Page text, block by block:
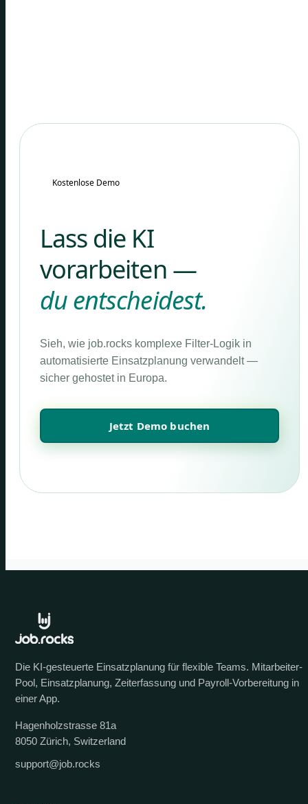
Kostenlose Demo
Lass die KI
vorarbeiten —
du entscheidest.
Sieh, wie job.rocks komplexe Filter-Logik in
automatisierte Einsatzplanung verwandelt —
sicher gehostet in Europa.
Jetzt Demo buchen
Die KI-gesteuerte Einsatzplanung für flexible Teams. Mitarbeiter-
Pool, Einsatzplanung, Zeiterfassung und Payroll-Vorbereitung in
einer App.
Hagenholzstrasse 81a
8050 Zürich, Switzerland
support@job.rocks